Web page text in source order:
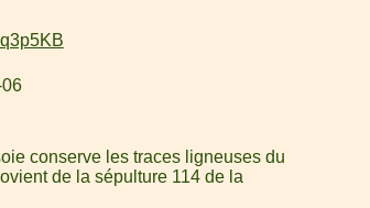
conserve les traces ligneuses du
de la sépulture 114 de la